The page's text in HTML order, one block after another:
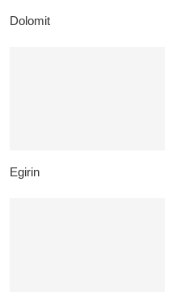
Dolomit
Egirin